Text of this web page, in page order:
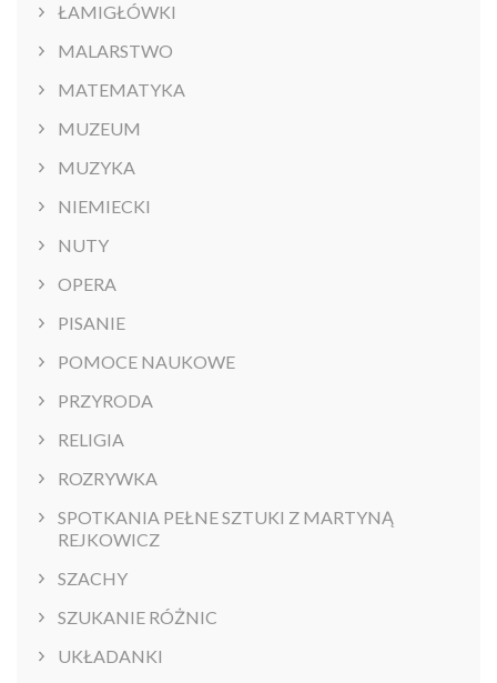
ŁAMIGŁÓWKI
MALARSTWO
MATEMATYKA
MUZEUM
MUZYKA
NIEMIECKI
NUTY
OPERA
PISANIE
POMOCE NAUKOWE
PRZYRODA
RELIGIA
ROZRYWKA
SPOTKANIA PEŁNE SZTUKI Z MARTYNĄ
REJKOWICZ
SZACHY
SZUKANIE RÓŻNIC
UKŁADANKI